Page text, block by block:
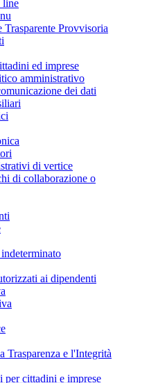
line
Provvisoria
ed imprese
amministrativo
dei dati
di vertice
di collaborazione o
ai dipendenti
Trasparenza e l'Integrità
cittadini e imprese